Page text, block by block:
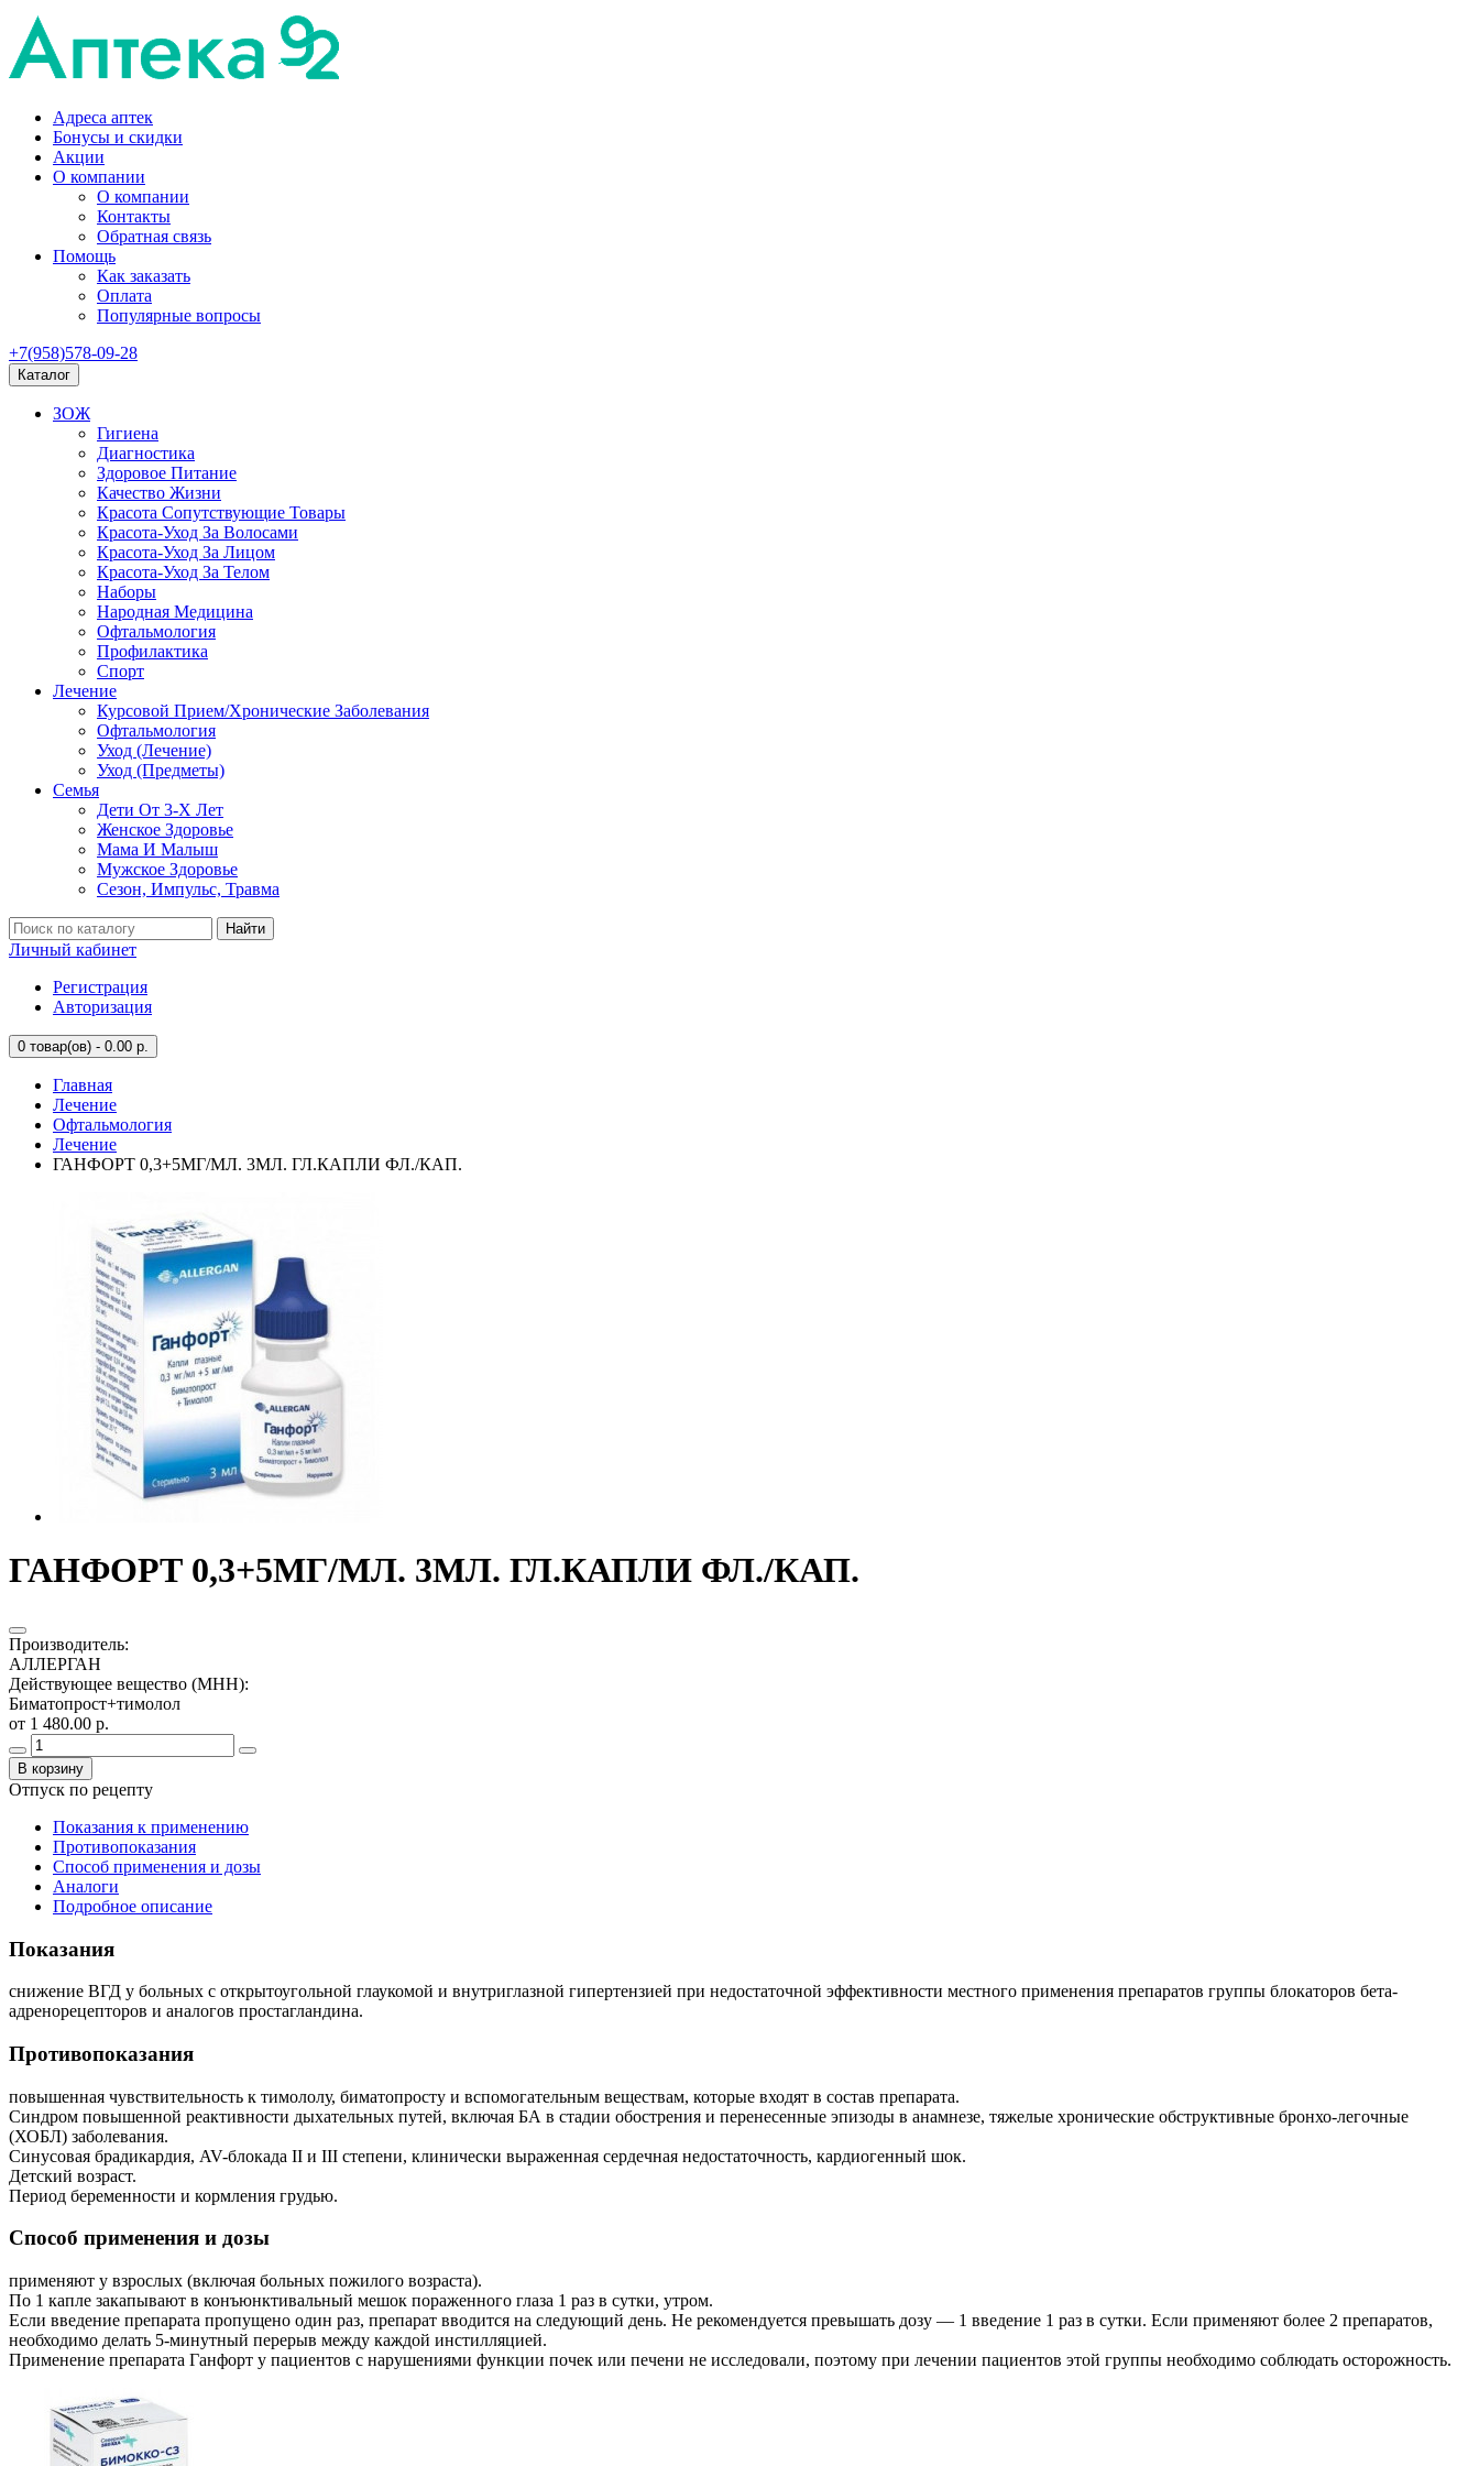
Адреса аптек
Бонусы и скидки
Акции
О компании
О компании
Контакты
Обратная связь
Помощь
Как заказать
Оплата
Популярные вопросы
+7(958)578-09-28
Каталог
ЗОЖ
Гигиена
Диагностика
Здоровое Питание
Качество Жизни
Красота Сопутствующие Товары
Красота-Уход За Волосами
Красота-Уход За Лицом
Красота-Уход За Телом
Наборы
Народная Медицина
Офтальмология
Профилактика
Спорт
Лечение
Курсовой Прием/Хронические Заболевания
Офтальмология
Уход (Лечение)
Уход (Предметы)
Семья
Дети От 3-Х Лет
Женское Здоровье
Мама И Малыш
Мужское Здоровье
Сезон, Импульс, Травма
Найти
Личный кабинет
Регистрация
Авторизация
0 товар(ов) - 0.00 р.
Главная
Лечение
Офтальмология
Лечение
ГАНФОРТ 0,3+5МГ/МЛ. 3МЛ. ГЛ.КАПЛИ ФЛ./КАП.
ГАНФОРТ 0,3+5МГ/МЛ. 3МЛ. ГЛ.КАПЛИ ФЛ./КАП.
Производитель:
АЛЛЕРГАН
Действующее вещество (МНН):
Биматопрост+тимолол
от 1 480.00 р.
В корзину
Отпуск по рецепту
Показания к применению
Противопоказания
Способ применения и дозы
Аналоги
Подробное описание
Показания
снижение ВГД у больных с открытоугольной глаукомой и внутриглазной гипертензией при недостаточной эффективности местного применения препаратов группы блокаторов бета-
адренорецепторов и аналогов простагландина.
Противопоказания
повышенная чувствительность к тимололу, биматопросту и вспомогательным веществам, которые входят в состав препарата.
Синдром повышенной реактивности дыхательных путей, включая БА в стадии обострения и перенесенные эпизоды в анамнезе, тяжелые хронические обструктивные бронхо-легочные
(ХОБЛ) заболевания.
Синусовая брадикардия, AV-блокада II и III степени, клинически выраженная сердечная недостаточность, кардиогенный шок.
Детский возраст.
Период беременности и кормления грудью.
Способ применения и дозы
применяют у взрослых (включая больных пожилого возраста).
По 1 капле закапывают в конъюнктивальный мешок пораженного глаза 1 раз в сутки, утром.
Если введение препарата пропущено один раз, препарат вводится на следующий день. Не рекомендуется превышать дозу — 1 введение 1 раз в сутки. Если применяют более 2 препаратов,
необходимо делать 5-минутный перерыв между каждой инстилляцией.
Применение препарата Ганфорт у пациентов с нарушениями функции почек или печени не исследовали, поэтому при лечении пациентов этой группы необходимо соблюдать осторожность.